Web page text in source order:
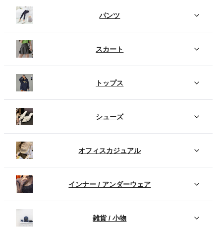
パンツ
スカート
トップス
シューズ
オフィスカジュアル
インナー / アンダーウェア
雑貨 / 小物